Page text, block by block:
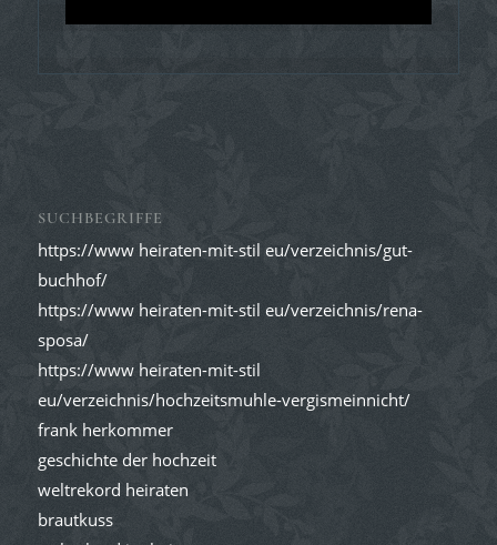
SUCHBEGRIFFE
https://www heiraten-mit-stil eu/verzeichnis/gut-
buchhof/
https://www heiraten-mit-stil eu/verzeichnis/rena-
sposa/
https://www heiraten-mit-stil
eu/verzeichnis/hochzeitsmuhle-vergismeinnicht/
frank herkommer
geschichte der hochzeit
weltrekord heiraten
brautkuss